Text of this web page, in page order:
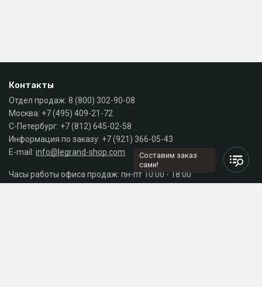
Контакты
Отдел продаж: 8 (800) 302-90-08
Москва: +7 (495) 409-21-72
С-Петербург: +7 (812) 645-02-58
Информация по заказу: +7 (921) 366-05-43
E-mail: info@legrand-shop.com
Часы работы офиса продаж: пн-пт 10:00 - 18:00
Составим заказ
сами!